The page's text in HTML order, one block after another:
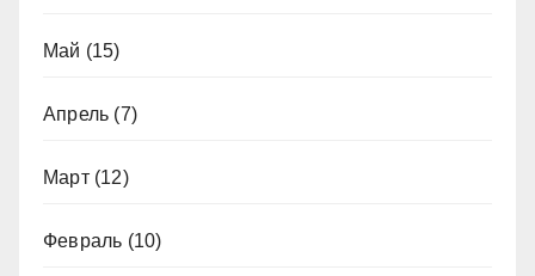
Май (15)
Апрель (7)
Март(12)
Февраль (10)